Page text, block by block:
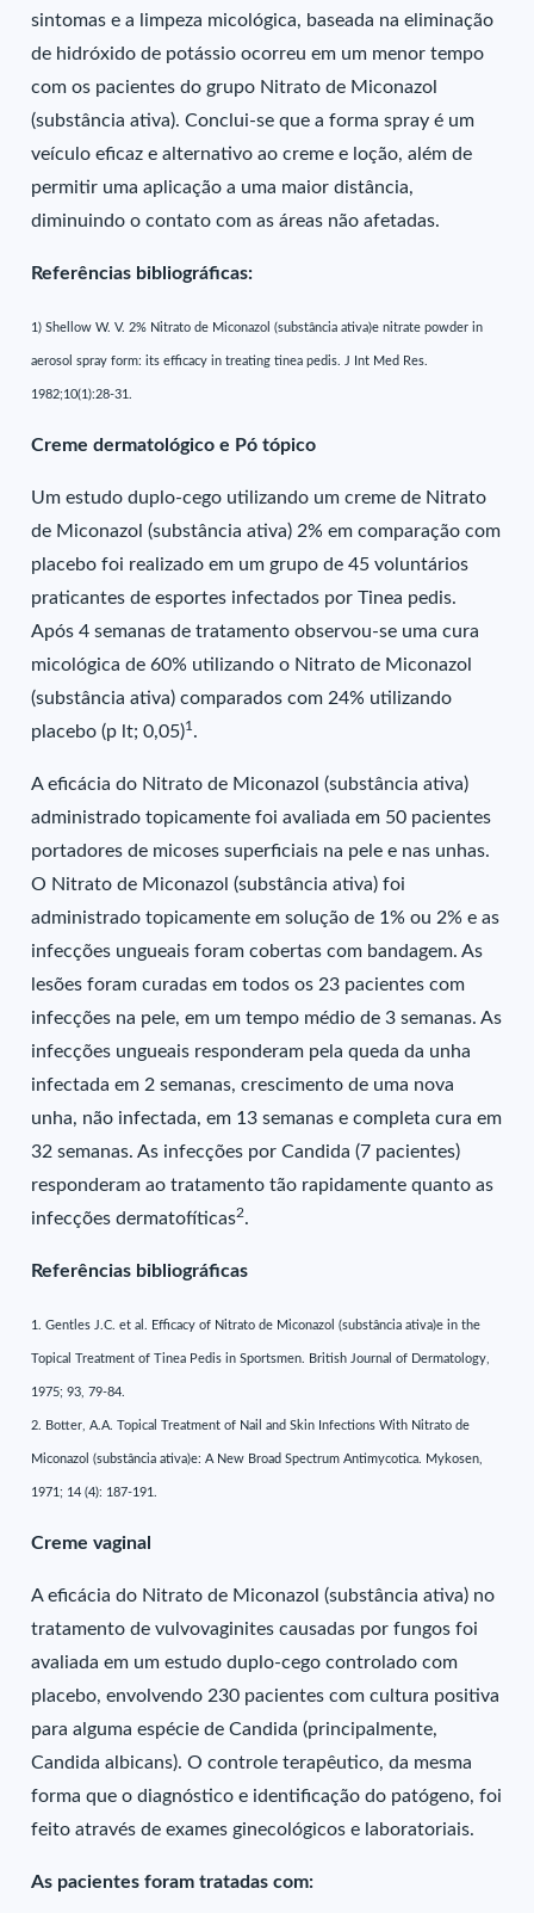
sintomas e a limpeza micológica, baseada na eliminação
de hidróxido de potássio ocorreu em um menor tempo
com os pacientes do grupo Nitrato de Miconazol
(substância ativa). Conclui-se que a forma spray é um
veículo eficaz e alternativo ao creme e loção, além de
permitir uma aplicação a uma maior distância,
diminuindo o contato com as áreas não afetadas.
Referências bibliográficas:
1) Shellow W. V. 2% Nitrato de Miconazol (substância ativa)e nitrate powder in
aerosol spray form: its efficacy in treating tinea pedis. J Int Med Res.
1982;10(1):28-31.
Creme dermatológico e Pó tópico
Um estudo duplo-cego utilizando um creme de Nitrato
de Miconazol (substância ativa) 2% em comparação com
placebo foi realizado em um grupo de 45 voluntários
praticantes de esportes infectados por Tinea pedis.
Após 4 semanas de tratamento observou-se uma cura
micológica de 60% utilizando o Nitrato de Miconazol
(substância ativa) comparados com 24% utilizando
placebo (p lt; 0,05)1 .
A eficácia do Nitrato de Miconazol (substância ativa)
administrado topicamente foi avaliada em 50 pacientes
portadores de micoses superficiais na pele e nas unhas.
O Nitrato de Miconazol (substância ativa) foi
administrado topicamente em solução de 1% ou 2% e as
infecções ungueais foram cobertas com bandagem. As
lesões foram curadas em todos os 23 pacientes com
infecções na pele, em um tempo médio de 3 semanas. As
infecções ungueais responderam pela queda da unha
infectada em 2 semanas, crescimento de uma nova
unha, não infectada, em 13 semanas e completa cura em
32 semanas. As infecções por Candida (7 pacientes)
responderam ao tratamento tão rapidamente quanto as
infecções dermatofíticas2.
Referências bibliográficas
1. Gentles J.C. et al. Efficacy of Nitrato de Miconazol (substância ativa)e in the
Topical Treatment of Tinea Pedis in Sportsmen. British Journal of Dermatology,
1975; 93, 79-84.
2. Botter, A.A. Topical Treatment of Nail and Skin Infections With Nitrato de
Miconazol (substância ativa)e: A New Broad Spectrum Antimycotica. Mykosen,
1971; 14 (4): 187-191.
Creme vaginal
A eficácia do Nitrato de Miconazol (substância ativa) no
tratamento de vulvovaginites causadas por fungos foi
avaliada em um estudo duplo-cego controlado com
placebo, envolvendo 230 pacientes com cultura positiva
para alguma espécie de Candida (principalmente,
Candida albicans). O controle terapêutico, da mesma
forma que o diagnóstico e identificação do patógeno, foi
feito através de exames ginecológicos e laboratoriais.
As pacientes foram tratadas com: